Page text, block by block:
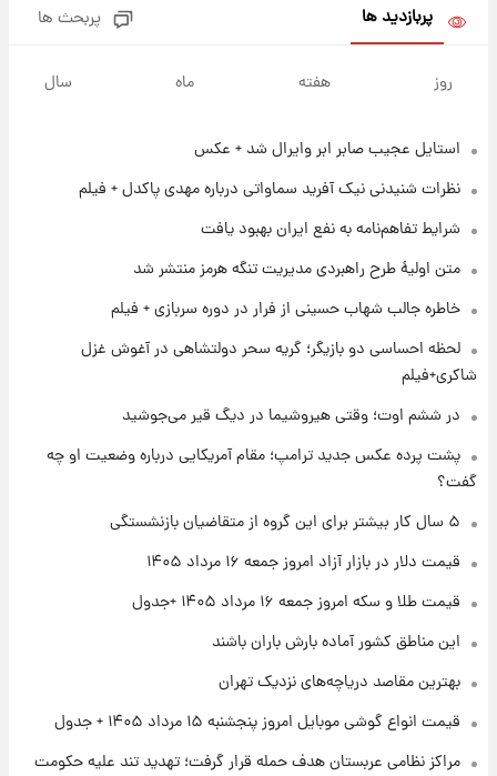
روزها پربارش‌تر خواهند بود؟
۱ روز پیش
شد؛ تیکدری، محبی و سرگیف با اعداد ویژه
جزئیات فعال‌سازی «کیف پول ایران» اعلام
شد+فیلم
۱ روز پیش
امروز پنجشنبه ۱۵ مرداد ۱۴۰۵ +جدول
۱ روز پیش
۱ روز پیش
شد
پربازدید ها پربحث ها
روز هفته ماه سال
استایل عجیب صابر ابر وایرال شد + عکس
نظرات شنیدنی نیک آفرید سماواتی درباره مهدی پاکدل + فیلم
شرایط تفاهم‌نامه به نفع ایران بهبود یافت
متن اولیۀ طرح راهبردی مدیریت تنگه هرمز منتشر شد
خاطره جالب شهاب حسینی از فرار در دوره سربازی + فیلم
لحظه احساسی دو بازیگر؛ گریه سحر دولتشاهی در آغوش غزل
شاکری+فیلم
در ششم اوت؛ وقتی هیروشیما در دیگ قیر می‌جوشید
پشت پرده عکس جدید ترامپ؛ مقام آمریکایی درباره وضعیت او چه
گفت؟
۵ سال کار بیشتر برای این گروه از متقاضیان بازنشستگی
قیمت دلار در بازار آزاد امروز جمعه ۱۶ مرداد ۱۴۰۵
قیمت طلا و سکه امروز جمعه ۱۶ مرداد ۱۴۰۵ +جدول
این مناطق کشور آماده بارش باران باشند
بهترین مقاصد دریاچه‌های نزدیک تهران
قیمت انواع گوشی موبایل امروز پنجشنبه ۱۵ مرداد ۱۴۰۵ + جدول
مراکز نظامی عربستان هدف حمله قرار گرفت؛ تهدید تند علیه حکومت